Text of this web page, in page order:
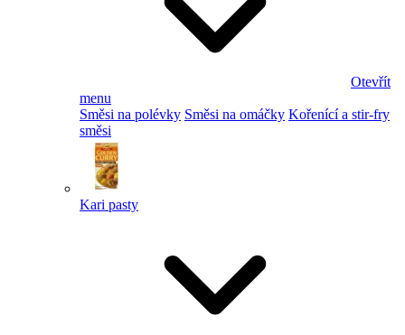
Otevřít
menu
Směsi na polévky Směsi na omáčky Kořenící a stir-fry
směsi
Kari pasty